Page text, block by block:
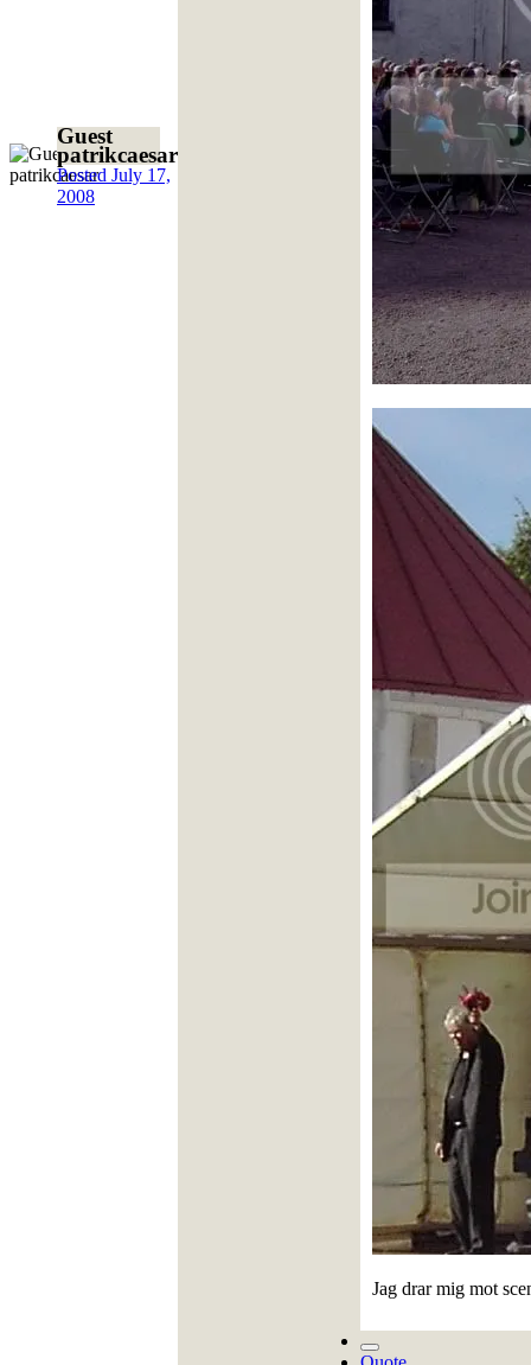
Guest
patrikcaesar
Posted July 17,
2008
Jag drar mig mot